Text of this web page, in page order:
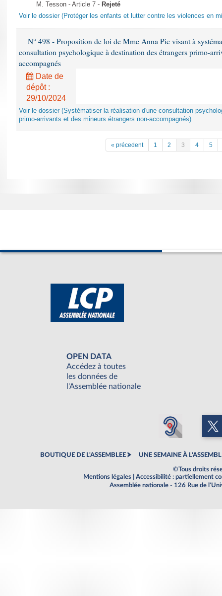
M. Tesson - Article 7 - Rejeté
Voir le dossier (Protéger les enfants et lutter contre les violences en
N° 498 - Proposition de loi de Mme Anna Pic visant à
consultation psychologique à destination des étrangers primo-
accompagnés
Date de
dépôt :
29/10/2024
Voir le dossier (Systématiser la réalisation d'une consultation
primo-arrivants et des mineurs étrangers non-accompagnés)
« précedent 1 2 3 4 5
OPEN DATA
Accédez à toutes
les données de
l'Assemblée nationale
BOUTIQUE DE L'ASSEMBLEE UNE SEMAINE À
©Tous droits
Mentions légales
Accessibilité : partiellement
Assemblée nationale - 126 Rue de